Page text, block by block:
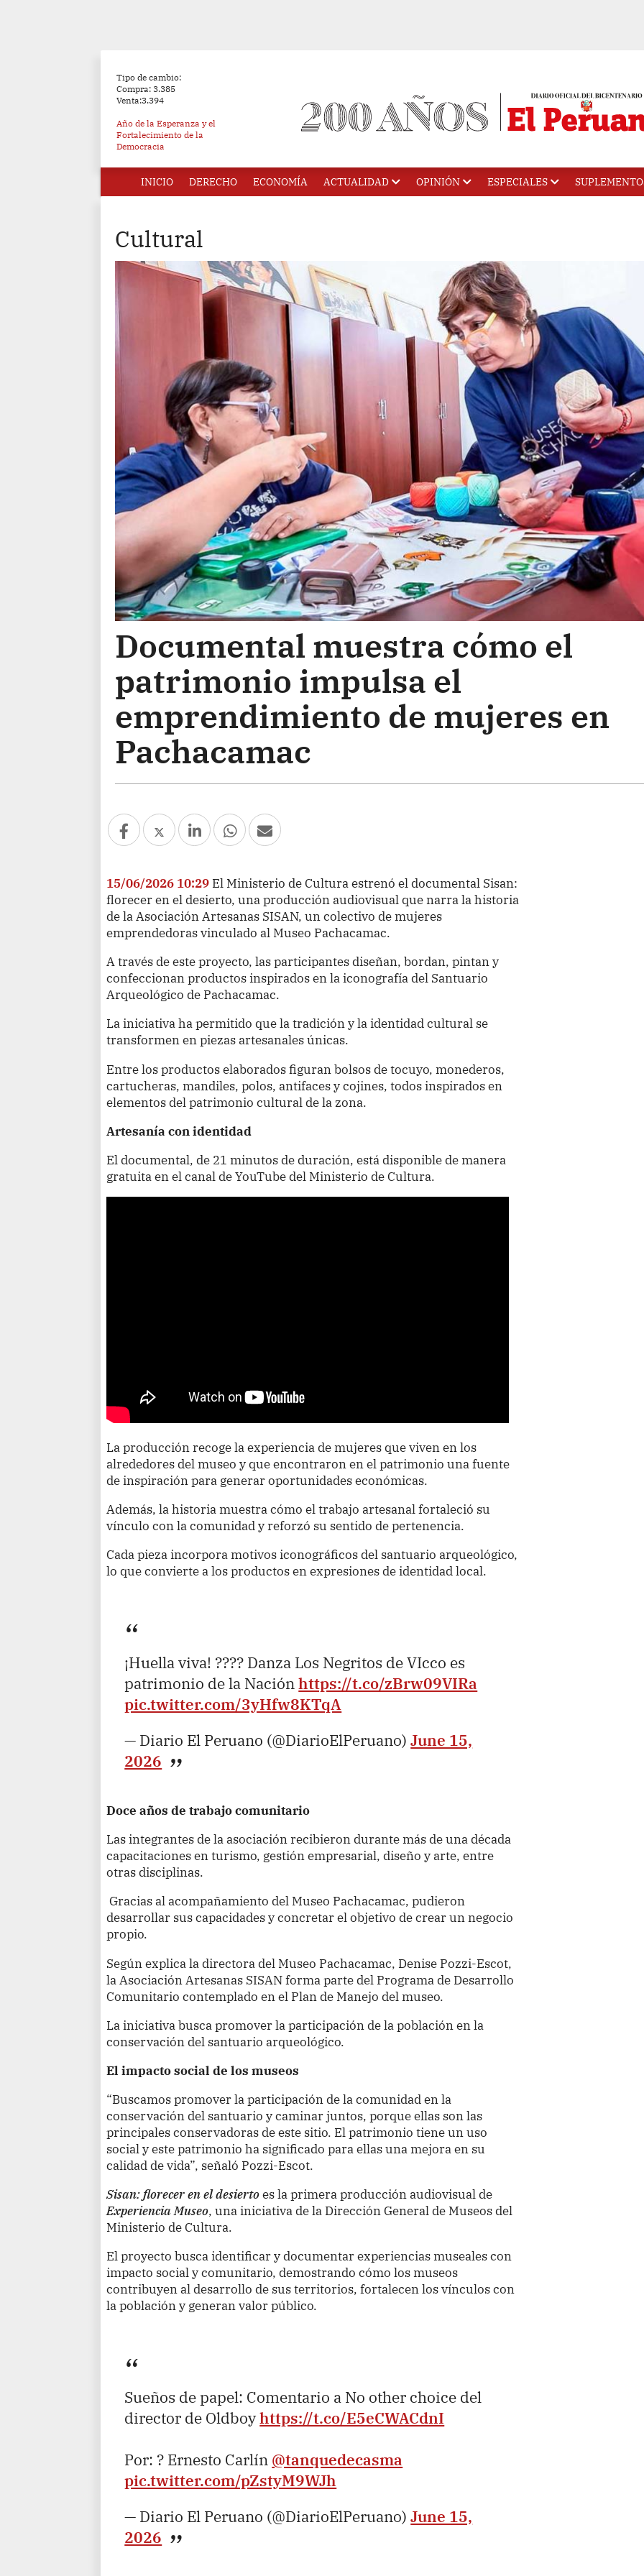
Tipo de cambio:
Compra: 3.385
Venta:3.394
Año de la Esperanza y el
Fortalecimiento de la
Democracia
INICIO DERECHO ECONOMÍA ACTUALIDAD OPINIÓN ESPECIALES
Cultural
Documental muestra cómo el
patrimonio impulsa el
emprendimiento de mujeres en
Pachacamac
15/06/2026 10:29 El Ministerio de Cultura estrenó el documental Sisan:
florecer en el desierto, una producción audiovisual que narra la historia
de la Asociación Artesanas SISAN, un colectivo de mujeres
emprendedoras vinculado al Museo Pachacamac.
A través de este proyecto, las participantes diseñan, bordan, pintan y
confeccionan productos inspirados en la iconografía del Santuario
Arqueológico de Pachacamac.
La iniciativa ha permitido que la tradición y la identidad cultural se
transformen en piezas artesanales únicas.
Entre los productos elaborados figuran bolsos de tocuyo, monederos,
cartucheras, mandiles, polos, antifaces y cojines, todos inspirados en
elementos del patrimonio cultural de la zona.
Artesanía con identidad
El documental, de 21 minutos de duración, está disponible de manera
gratuita en el canal de YouTube del Ministerio de Cultura.
La producción recoge la experiencia de mujeres que viven en los
alrededores del museo y que encontraron en el patrimonio una fuente
de inspiración para generar oportunidades económicas.
Además, la historia muestra cómo el trabajo artesanal fortaleció su
vínculo con la comunidad y reforzó su sentido de pertenencia.
Cada pieza incorpora motivos iconográficos del santuario arqueológico,
lo que convierte a los productos en expresiones de identidad local.
¡Huella viva! ???? Danza Los Negritos de VIcco es
patrimonio de la Naciónhttps://t.co/zBrw09VIRa
pic.twitter.com/3yHfw8KTqA
— Diario El Peruano (@DiarioElPeruano)June 15,
2026
Doce años de trabajo comunitario
Las integrantes de la asociación recibieron durante más de una década
capacitaciones en turismo, gestión empresarial, diseño y arte, entre
otras disciplinas.
Gracias al acompañamiento del Museo Pachacamac, pudieron
desarrollar sus capacidades y concretar el objetivo de crear un negocio
propio.
Según explica la directora del Museo Pachacamac, Denise Pozzi-Escot,
la Asociación Artesanas SISAN forma parte del Programa de Desarrollo
Comunitario contemplado en el Plan de Manejo del museo.
La iniciativa busca promover la participación de la población en la
conservación del santuario arqueológico.
El impacto social de los museos
“Buscamos promover la participación de la comunidad en la
conservación del santuario y caminar juntos, porque ellas son las
principales conservadoras de este sitio. El patrimonio tiene un uso
social y este patrimonio ha significado para ellas una mejora en su
calidad de vida”, señaló Pozzi-Escot.
Sisan: florecer en el desiertoes la primera producción audiovisual de
Experiencia Museo, una iniciativa de la Dirección General de Museos del
Ministerio de Cultura.
El proyecto busca identificar y documentar experiencias museales con
impacto social y comunitario, demostrando cómo los museos
contribuyen al desarrollo de sus territorios, fortalecen los vínculos con
la población y generan valor público.
Sueños de papel: Comentario a No other choice del
director de Oldboyhttps://t.co/E5eCWACdnI
Por: ? Ernesto Carlín @tanquedecasma
pic.twitter.com/pZstyM9WJh
— Diario El Peruano (@DiarioElPeruano)June 15,
2026